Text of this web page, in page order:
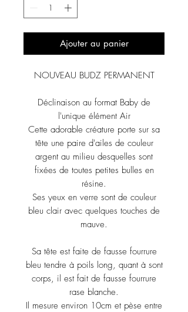
Ajouter au panier
NOUVEAU BUDZ PERMANENT
Déclinaison au format Baby de
l'unique élément Air
Cette adorable créature porte sur sa
tête une paire d'ailes de couleur
argent au milieu desquelles sont
fixées de toutes petites bulles en
résine.
Ses yeux en verre sont de couleur
bleu clair avec quelques touches de
mauve.
Sa tête est faite de fausse fourrure
bleu tendre à poils long, quant à sont
corps, il est fait de fausse fourrure
rase blanche.
Il mesure environ 10cm et pèse entre